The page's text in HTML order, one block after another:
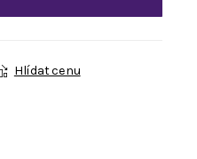
Hlídat cenu